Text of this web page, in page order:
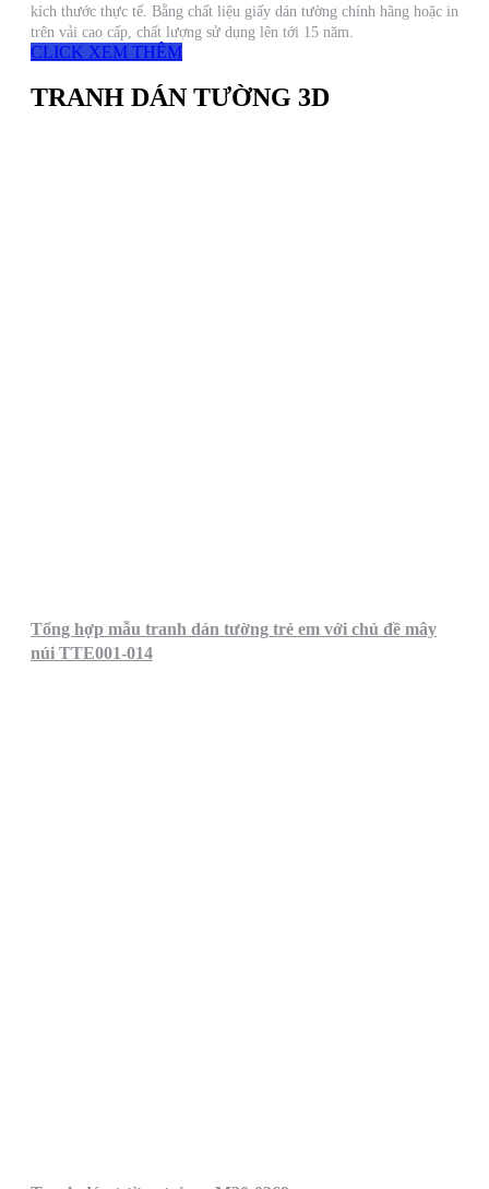
kích thước thực tế. Bằng chất liệu giấy dán tường chính hãng hoặc in
trên vải cao cấp, chất lượng sử dụng lên tới 15 năm.
CLICK XEM THÊM
TRANH DÁN TƯỜNG 3D
Tổng hợp mẫu tranh dán tường trẻ em với chủ đề mây
núi TTE001-014